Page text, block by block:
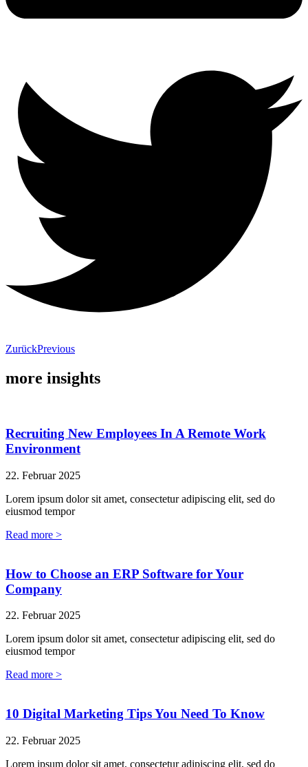
ZurückPrevious
more insights
Recruiting New Employees In A Remote Work
Environment
22. Februar 2025
Lorem ipsum dolor sit amet, consectetur adipiscing elit, sed do
eiusmod tempor
Read more >
How to Choose an ERP Software for Your
Company
22. Februar 2025
Lorem ipsum dolor sit amet, consectetur adipiscing elit, sed do
eiusmod tempor
Read more >
10 Digital Marketing Tips You Need To Know
22. Februar 2025
Lorem ipsum dolor sit amet, consectetur adipiscing elit, sed do